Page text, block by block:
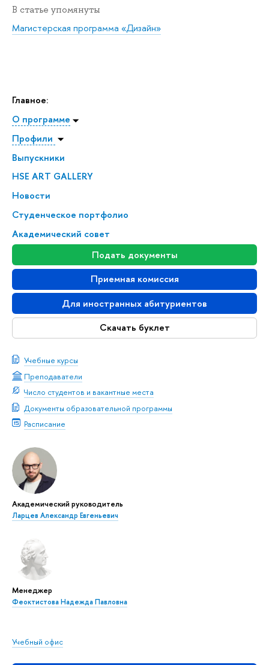
Главное:
О программе
Профили
Выпускники
HSE ART GALLERY
Новости
Студенческое портфолио
Академический совет
Подать документы
Приемная комиссия
Для иностранных абитуриентов
Скачать буклет
Учебные курсы
Преподаватели
Число студентов и вакантные места
Документы образовательной программы
Расписание
Академический руководитель
Ларцев Александр Евгеньевич
Менеджер
Феоктистова Надежда Павловна
Учебный офис
В статье упомянуты
Магистерская программа «Дизайн»